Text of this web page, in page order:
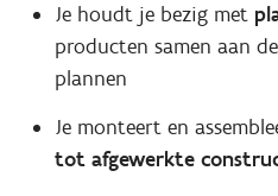
Je houdt je bezig met
producten samen aan
plannen
Je monteert en
tot afgewerkte